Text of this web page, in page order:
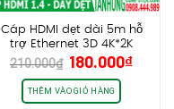
Cáp HDMI dẹt dài 5m hỗ
trợ Ethernet 3D 4K*2K
Ugreen 11187
210.000₫ Giá
gốc
là:
180.000₫Giá
THÊM VÀO GIỎ HÀNG